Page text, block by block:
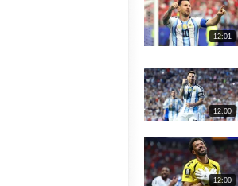
12:01
12:00
12:00